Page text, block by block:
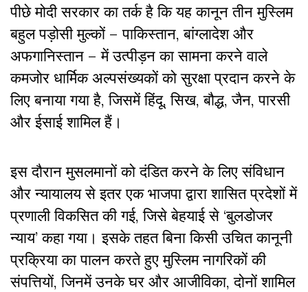
पीछे मोदी सरकार का तर्क है कि यह कानून तीन मुस्लिम
बहुल पड़ोसी मुल्कों – पाकिस्तान, बांग्लादेश और
अफगानिस्तान – में उत्पीड़न का सामना करने वाले
कमजोर धार्मिक अल्पसंख्यकों को सुरक्षा प्रदान करने के
लिए बनाया गया है, जिसमें हिंदू, सिख, बौद्ध, जैन, पारसी
और ईसाई शामिल हैं।
इस दौरान मुसलमानों को दंडित करने के लिए संविधान
और न्यायालय से इतर एक भाजपा द्वारा शासित प्रदेशों में
प्रणाली विकसित की गई, जिसे बेहयाई से ‘बुलडोजर
न्याय’ कहा गया। इसके तहत बिना किसी उचित कानूनी
प्रक्रिया का पालन करते हुए मुस्लिम नागरिकों की
संपत्तियों, जिनमें उनके घर और आजीविका, दोनों शामिल